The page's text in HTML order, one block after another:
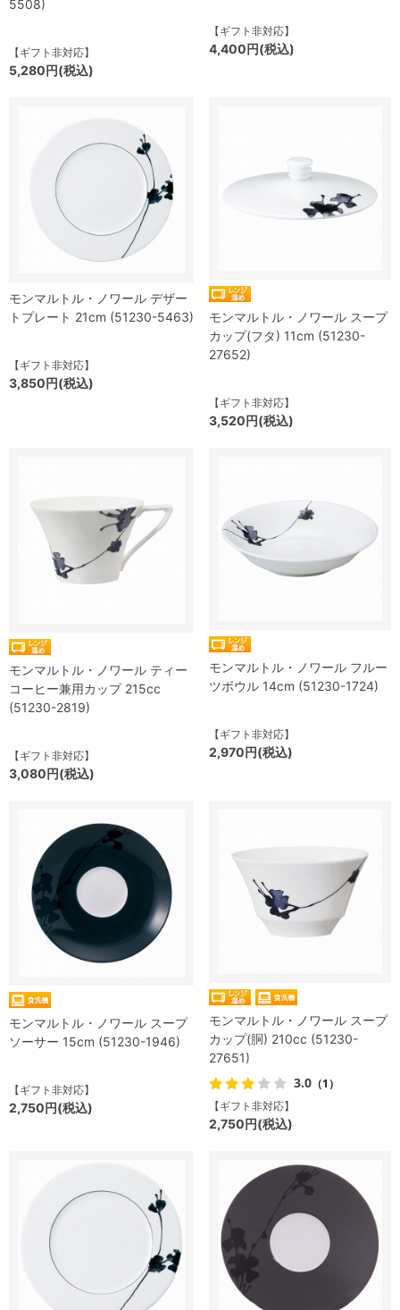
5508)
【ギフト非対応】
5,280円(税込)
【ギフト非対応】
4,400円(税込)
モンマルトル・ノワール デザー
トプレート 21cm (51230-5463)
【ギフト非対応】
3,850円(税込)
モンマルトル・ノワール スープ
カップ(フタ) 11cm (51230-
27652)
【ギフト非対応】
3,520円(税込)
モンマルトル・ノワール ティー
コーヒー兼用カップ 215cc
(51230-2819)
【ギフト非対応】
3,080円(税込)
モンマルトル・ノワール フルー
ツボウル 14cm (51230-1724)
【ギフト非対応】
2,970円(税込)
モンマルトル・ノワール スープ
ソーサー 15cm (51230-1946)
【ギフト非対応】
2,750円(税込)
モンマルトル・ノワール スープ
カップ(胴) 210cc (51230-
27651)
3.0 （1）
【ギフト非対応】
2,750円(税込)